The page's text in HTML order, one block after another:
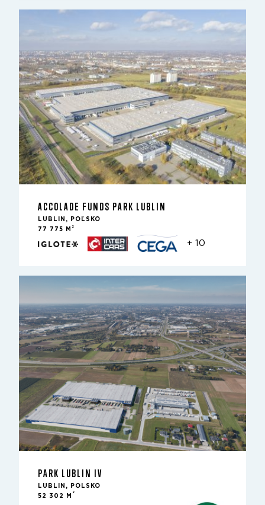
ACCOLADE FUNDS PARK LUBLIN
LUBLIN, POĽSKO
77 775 M
2
+ 10
PARK LUBLIN IV
LUBLIN, POLSKO
52 302 M
2